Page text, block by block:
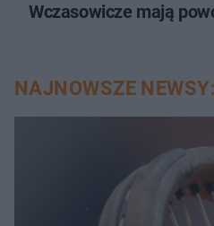
Wczasowicze mają
NAJNOWSZE NEWSY: